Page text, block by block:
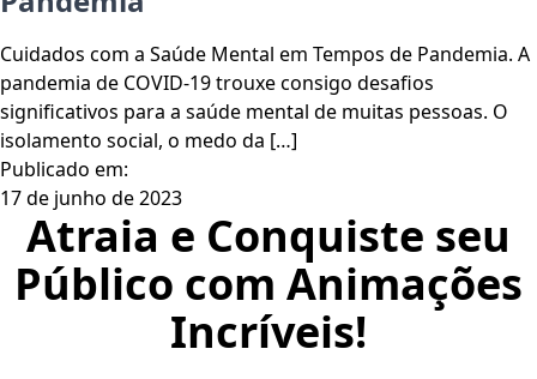
Cuidados com a Saúde Mental em Tempos de Pandemia. A
pandemia de COVID-19 trouxe consigo desafios
significativos para a saúde mental de muitas pessoas. O
isolamento social, o medo da […]
Publicado em:
17 de junho de 2023
Atraia e Conquiste seu
Público com Animações
Incríveis!